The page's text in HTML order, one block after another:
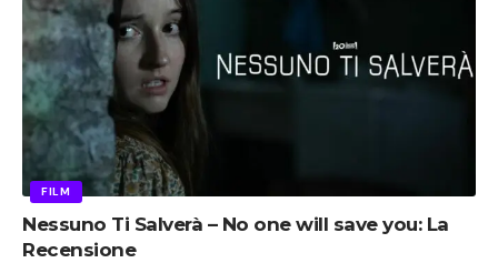
FILM
Nessuno Ti Salverà – No one will save you: La
Recensione